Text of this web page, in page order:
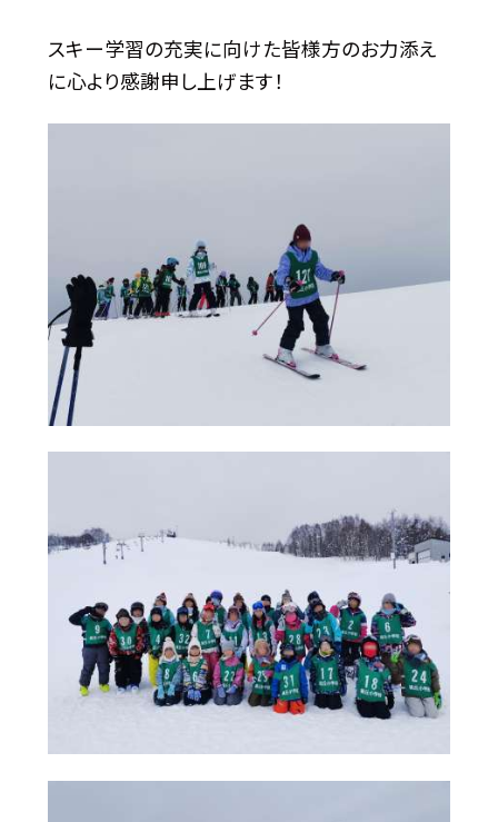
スキー学習の充実に向けた皆様方のお力添え
に心より感謝申し上げます！